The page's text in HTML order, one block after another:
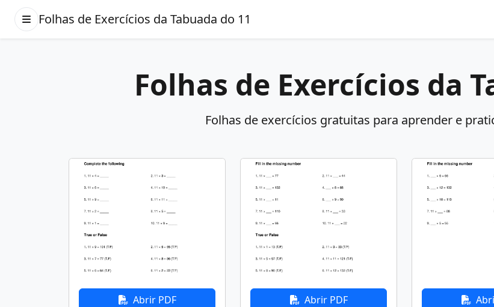
Folhas de Exercícios da Tabuada do 11
Folhas de Exercícios da
Folhas de exercícios gratuitas para aprender e
Abrir PDF Abrir PDF